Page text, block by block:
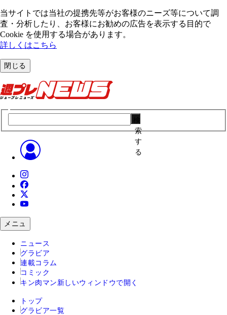
当サイトでは当社の提携先等がお客様のニーズ等について調
査・分析したり、お客様にお勧めの広告を表⽰する⽬的で
Cookie を使⽤する場合があります。
詳しくはこちら
閉じる
索
す
る
メニュ
ニュース
グラビア
連載コラム
コミック
キン肉マン 新しいウィンドウで開く
トップ
グラビア一覧